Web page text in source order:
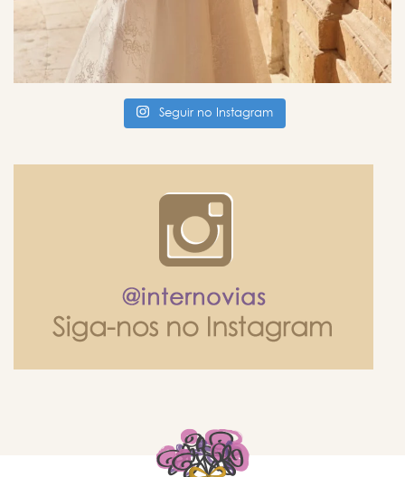
Seguir no Instagram